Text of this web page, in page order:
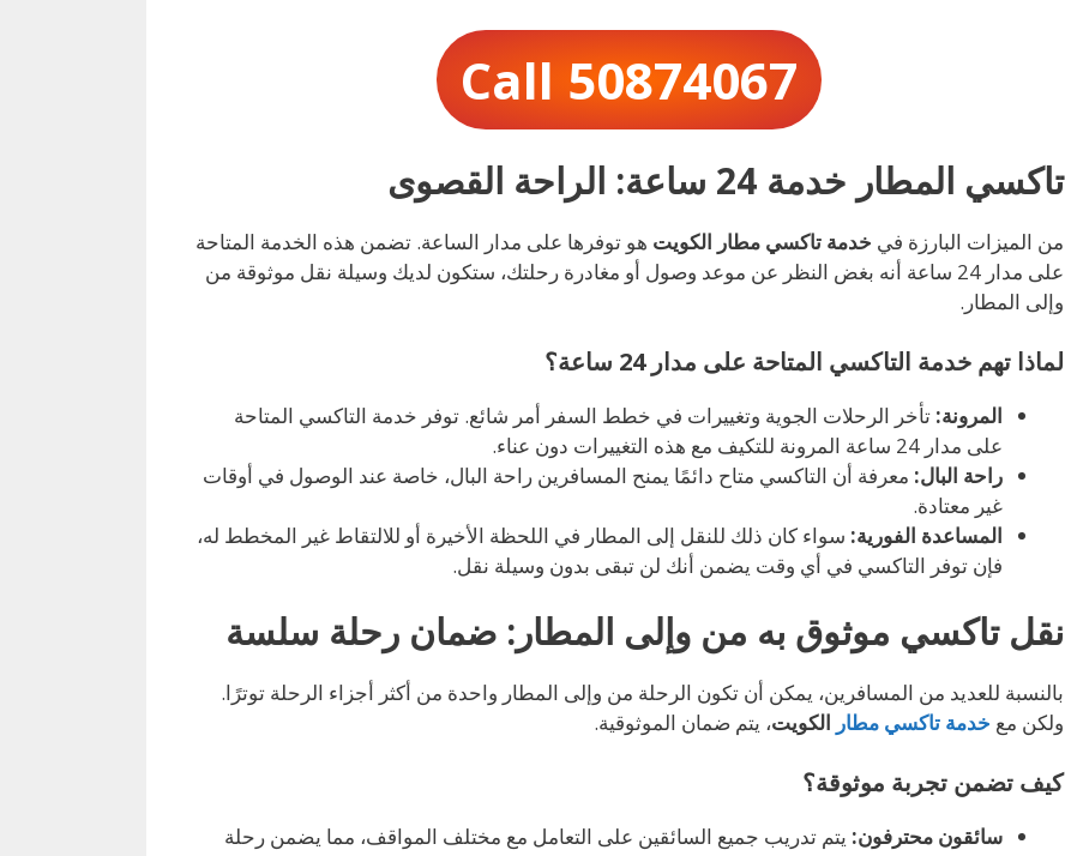
Call 50874067
تاكسي المطار خدمة 24 ساعة: الراحة القصوى
من الميزات البارزة في خدمة تاكسي مطار الكويت هو توفرها على مدار الساعة. تضمن هذه الخدمة المتاحة
على مدار 24 ساعة أنه بغض النظر عن موعد وصول أو مغادرة رحلتك، ستكون لديك وسيلة نقل موثوقة من
وإلى المطار.
لماذا تهم خدمة التاكسي المتاحة على مدار 24 ساعة؟
المرونة: تأخر الرحلات الجوية وتغييرات في خطط السفر أمر شائع. توفر خدمة التاكسي المتاحة
على مدار 24 ساعة المرونة للتكيف مع هذه التغييرات دون عناء.
راحة البال: معرفة أن التاكسي متاح دائمًا يمنح المسافرين راحة البال، خاصة عند الوصول في أوقات
غير معتادة.
المساعدة الفورية: سواء كان ذلك للنقل إلى المطار في اللحظة الأخيرة أو للالتقاط غير المخطط له،
فإن توفر التاكسي في أي وقت يضمن أنك لن تبقى بدون وسيلة نقل.
نقل تاكسي موثوق به من وإلى المطار: ضمان رحلة سلسة
بالنسبة للعديد من المسافرين، يمكن أن تكون الرحلة من وإلى المطار واحدة من أكثر أجزاء الرحلة توترًا.
ولكن مع خدمة تاكسي مطار الكويت، يتم ضمان الموثوقية.
كيف تضمن تجربة موثوقة؟
سائقون محترفون: يتم تدريب جميع السائقين على التعامل مع مختلف المواقف، مما يضمن رحلة